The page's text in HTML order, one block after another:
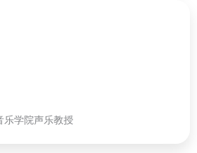
乐学院声乐教授